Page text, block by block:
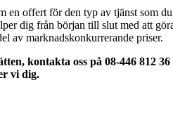
en offert för den typ av tjänst som du
dig från början till slut med att
av marknadskonkurrerande priser.
kontakta oss på 08-446 812 36
vi dig.